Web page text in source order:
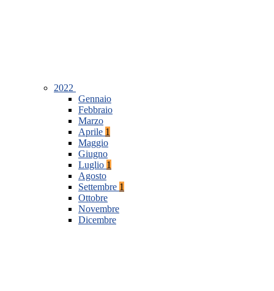
2022
Gennaio
Febbraio
Marzo
Aprile 1
Maggio
Giugno
Luglio 1
Agosto
Settembre 1
Ottobre
Novembre
Dicembre